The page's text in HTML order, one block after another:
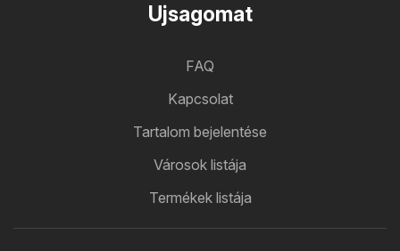
Ujsagomat
FAQ
Kapcsolat
Tartalom bejelentése
Városok listája
Termékek listája